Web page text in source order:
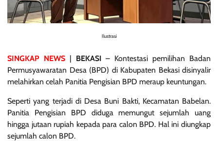
Ilustrasi
SINGKAP NEWS| BEKASI – Kontestasi pemilihan Badan
Permusyawaratan Desa (BPD) di Kabupaten Bekasi disinyalir
melahirkan celah Panitia Pengisian BPD meraup keuntungan.
Seperti yang terjadi di Desa Buni Bakti, Kecamatan Babelan.
Panitia Pengisian BPD diduga memungut sejumlah uang
hingga jutaan rupiah kepada para calon BPD. Hal ini diungkap
sejumlah calon BPD.